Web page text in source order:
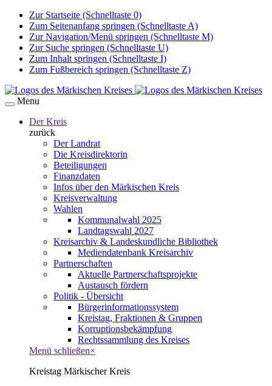
Zur Startseite (Schnelltaste 0)
Zum Seitenanfang springen (Schnelltaste A)
Zur Navigation/Menü springen (Schnelltaste M)
Zur Suche springen (Schnelltaste U)
Zum Inhalt springen (Schnelltaste I)
Zum Fußbereich springen (Schnelltaste Z)
Menu
Der Kreis
zurück
Der Landrat
Die Kreisdirektorin
Beteiligungen
Finanzdaten
Infos über den Märkischen Kreis
Kreisverwaltung
Wahlen
Kommunalwahl 2025
Landtagswahl 2027
Kreisarchiv & Landeskundliche Bibliothek
Mediendatenbank Kreisarchiv
Partnerschaften
Aktuelle Partnerschaftsprojekte
Austausch fördern
Politik - Übersicht
Bürgerinformationssystem
Kreistag, Fraktionen & Gruppen
Korruptionsbekämpfung
Rechtssammlung des Kreises
Menü schließen×
Kreistag Märkischer Kreis